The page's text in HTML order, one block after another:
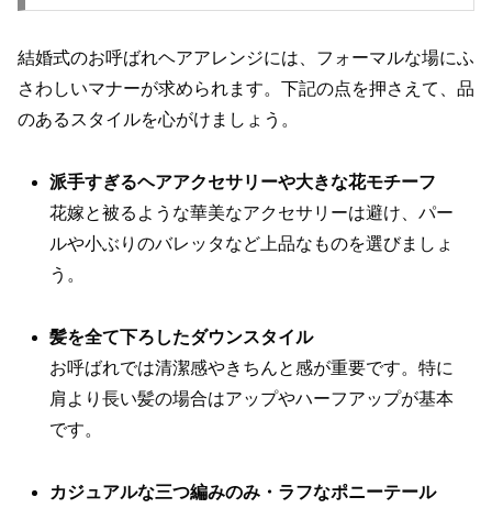
結婚式のお呼ばれヘアアレンジには、フォーマルな場にふ
さわしいマナーが求められます。下記の点を押さえて、品
のあるスタイルを心がけましょう。
派手すぎるヘアアクセサリーや大きな花モチーフ
花嫁と被るような華美なアクセサリーは避け、パー
ルや小ぶりのバレッタなど上品なものを選びましょ
う。
髪を全て下ろしたダウンスタイル
お呼ばれでは清潔感やきちんと感が重要です。特に
肩より長い髪の場合はアップやハーフアップが基本
です。
カジュアルな三つ編みのみ・ラフなポニーテール